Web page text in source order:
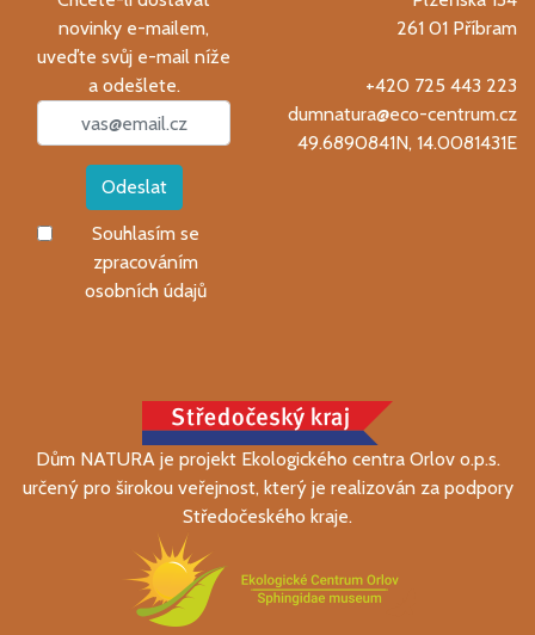
novinky e-mailem,
uveďte svůj e-mail níže
a odešlete.
Odeslat
Souhlasím se
zpracováním
osobních údajů
261 01 Příbram
+420 725 443 223
dumnatura@eco-centrum.cz
49.6890841N, 14.0081431E
Dům NATURA je projekt Ekologického centra Orlov o.p.s.
určený pro širokou veřejnost, který je realizován za podpory
Středočeského kraje.